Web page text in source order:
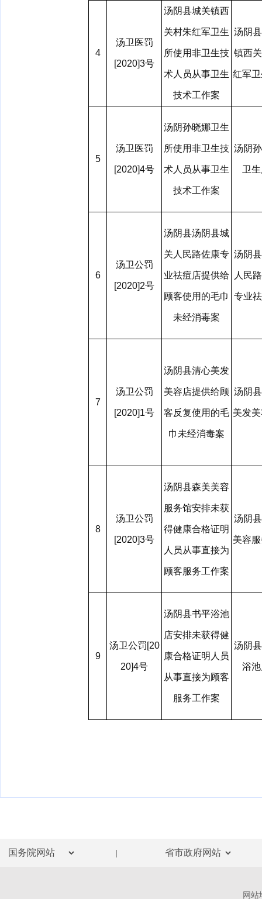
4
汤卫医罚
[2020]3号
汤阴县城关镇西
关村朱红军卫生
所使用非卫生技
术人员从事卫生
技术工作案
汤阴
镇西
红军
5
汤卫医罚
[2020]4号
汤阴孙晓娜卫生
所使用非卫生技
术人员从事卫生
技术工作案
汤阴
卫
6
汤卫公罚
[2020]2号
汤阴县汤阴县城
关人民路佐康专
业祛痘店提供给
顾客使用的毛巾
未经消毒案
汤阴
人民
专业
7
汤卫公罚
[2020]1号
汤阴县清心美发
美容店提供给顾
客反复使用的毛
巾未经消毒案
汤阴
美发
8
汤卫公罚
[2020]3号
汤阴县森美美容
服务馆安排未获
得健康合格证明
人员从事直接为
顾客服务工作案
汤阴
美容
9
汤卫公罚[20
20]4号
汤阴县书平浴池
店安排未获得健
康合格证明人员
从事直接为顾客
服务工作案
汤阴
浴
|
网站